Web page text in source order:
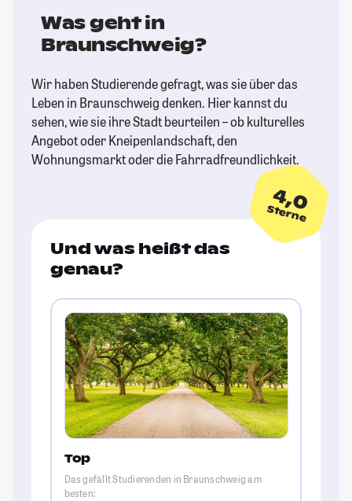
Was geht in
Braunschweig?
Wir haben Studierende gefragt, was sie über das
Leben in Braunschweig denken. Hier kannst du
sehen, wie sie ihre Stadt beurteilen – ob kulturelles
Angebot oder Kneipenlandschaft, den
Wohnungsmarkt oder die Fahrradfreundlichkeit.
4,0
Sterne
Und was heißt das
genau?
Top
Das gefällt Studierenden in Braunschweig am
besten: